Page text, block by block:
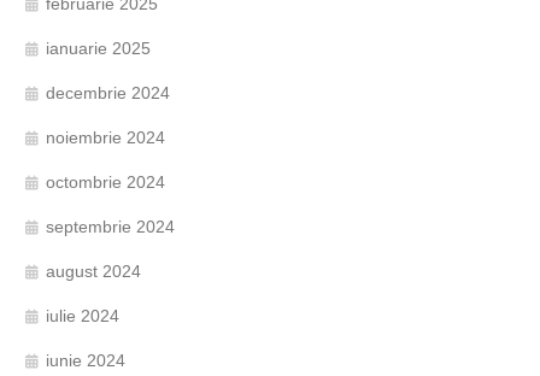
ianuarie 2025
decembrie 2024
noiembrie 2024
octombrie 2024
septembrie 2024
august 2024
iulie 2024
iunie 2024